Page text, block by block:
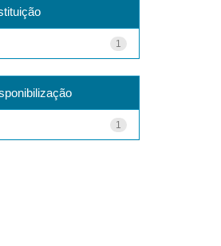
1
1